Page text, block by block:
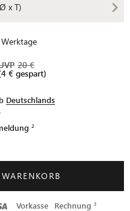
x T)
20 €
€ gespart)
Deutschlands
Vorkasse Rechnung